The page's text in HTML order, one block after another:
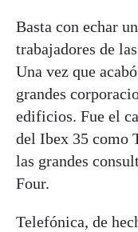
Basta con echar
trabajadores de
Una vez que
grandes
edificios. Fue el
del Ibex 35 como
las grandes
Four.
Telefónica, de